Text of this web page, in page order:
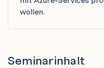
wollen.
Seminarinhalt